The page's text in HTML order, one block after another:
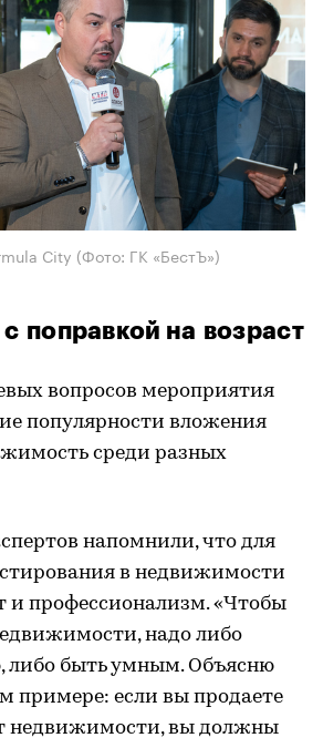
City (Фото: ГК «БестЪ»)
поправкой на возраст
вопросов мероприятия
популярности вложения
среди разных
напомнили, что для
в недвижимости
и профессионализм. «Чтобы
надо либо
либо быть умным. Объясню
примере: если вы продаете
недвижимости, вы должны